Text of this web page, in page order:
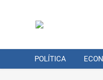
POLÍTICA